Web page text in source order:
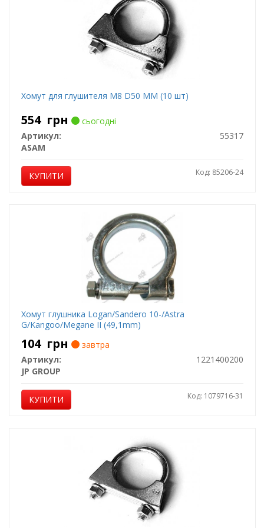
Хомут для глушителя M8 D50 MM (10 шт)
554 грн
сьогодні
Артикул:
55317
ASAM
КУПИТИ Код: 85206-24
Хомут глушника Logan/Sandero 10-/Astra
G/Kangoo/Megane II (49,1mm)
104 грн
завтра
Артикул:
1221400200
JP GROUP
КУПИТИ Код: 1079716-31